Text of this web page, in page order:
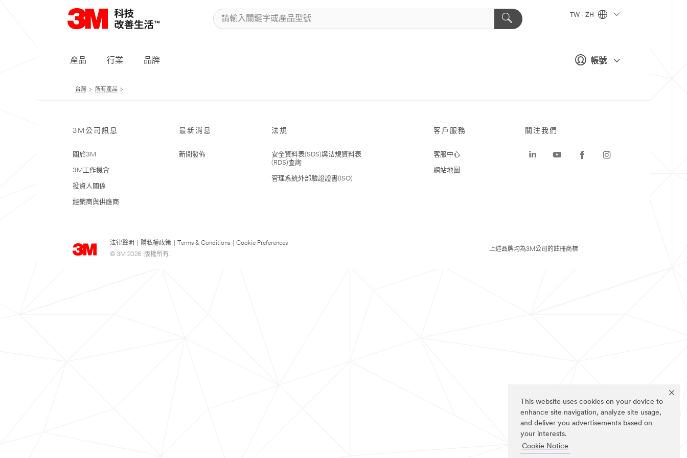
This website uses cookies on your device to
enhance site navigation, analyze site usage,
and deliver you advertisements based on
your interests.
Cookie Notice
帳號
TW - ZH
產品 行業 品牌
台灣 所有產品
3M公司訊息
關於3M
3M工作機會
投資人關係
經銷商與供應商
最新消息
新聞發佈
法規
安全資料表(SDS)與法規資料表
(RDS)查詢
管理系統外部驗證證書(ISO)
客戶服務
客服中心
網站地圖
法律聲明 隱私權政策 Terms & Conditions
Cookie Preferences
© 3M 2026. 版權所有.
關注我們
上述品牌均為3M公司的註冊商標